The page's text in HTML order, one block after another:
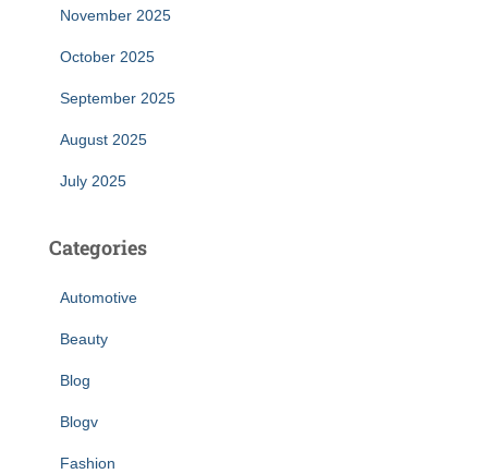
November 2025
October 2025
September 2025
August 2025
July 2025
Categories
Automotive
Beauty
Blog
Blogv
Fashion